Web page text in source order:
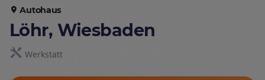
Autohaus
Löhr, Wiesbaden
Werkstatt